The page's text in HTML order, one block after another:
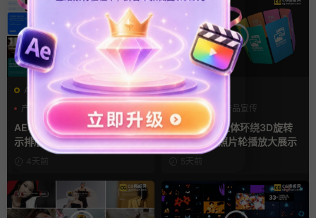
AE模板
产品介绍
产品宣传
产品展示
AE模板 横竖屏多场景图文展
示排版产品宣传视频
4天前
AE模板
产品介绍
产品宣传
产品展示
AE模板 4款立体环绕3D旋转
幻灯片竖屏照片轮播放大展示
5天前